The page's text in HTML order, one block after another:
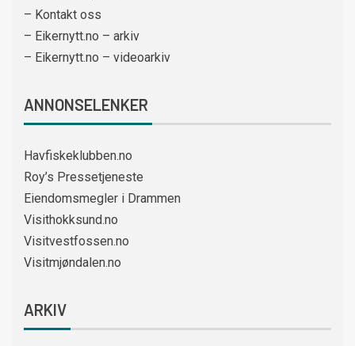
– Kontakt oss
– Eikernytt.no – arkiv
– Eikernytt.no – videoarkiv
ANNONSELENKER
Havfiskeklubben.no
Roy’s Pressetjeneste
Eiendomsmegler i Drammen
Visithokksund.no
Visitvestfossen.no
Visitmjøndalen.no
ARKIV